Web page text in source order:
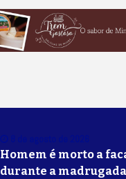
Homem é morto a
durante a